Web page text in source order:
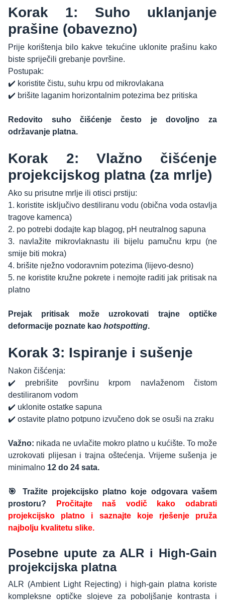
Korak 1: Suho uklanjanje
prašine (obavezno)
Prije korištenja bilo kakve tekućine uklonite prašinu kako
biste spriječili grebanje površine.
Postupak:
✔️ koristite čistu, suhu krpu od mikrovlakana
✔️ brišite laganim horizontalnim potezima bez pritiska
Redovito suho čišćenje često je dovoljno za
održavanje platna.
Korak 2: Vlažno čišćenje
projekcijskog platna (za mrlje)
Ako su prisutne mrlje ili otisci prstiju:
1. koristite isključivo destiliranu vodu (obična voda ostavlja
tragove kamenca)
2. po potrebi dodajte kap blagog, pH neutralnog sapuna
3. navlažite mikrovlaknastu ili bijelu pamučnu krpu (ne
smije biti mokra)
4. brišite nježno vodoravnim potezima (lijevo-desno)
5. ne koristite kružne pokrete i nemojte raditi jak pritisak na
platno
Prejak pritisak može uzrokovati trajne optičke
deformacije poznate kao hotspotting.
Korak 3: Ispiranje i sušenje
Nakon čišćenja:
✔️ prebrišite površinu krpom navlaženom čistom
destiliranom vodom
✔️ uklonite ostatke sapuna
✔️ ostavite platno potpuno izvučeno dok se osuši na zraku
Važno: nikada ne uvlačite mokro platno u kućište. To može
uzrokovati plijesan i trajna oštećenja. Vrijeme sušenja je
minimalno 12 do 24 sata.
🎯 Tražite projekcijsko platno koje odgovara vašem
prostoru?
Pročitajte naš vodič kako odabrati
projekcijsko platno i saznajte koje rješenje pruža
najbolju kvalitetu slike.
Posebne upute za ALR i High-Gain
projekcijska platna
ALR (Ambient Light Rejecting) i high-gain platna koriste
kompleksne optičke slojeve za poboljšanje kontrasta i